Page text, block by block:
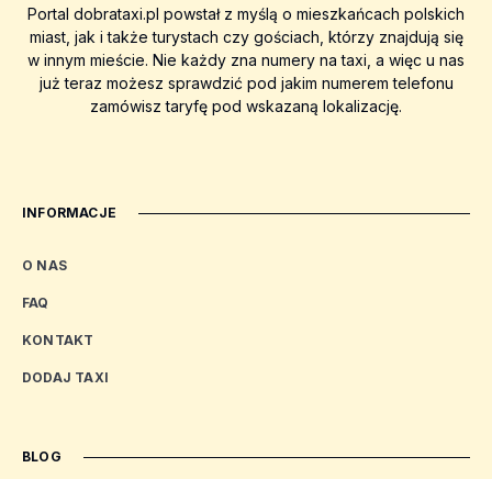
Portal dobrataxi.pl powstał z myślą o mieszkańcach polskich
miast, jak i także turystach czy gościach, którzy znajdują się
w innym mieście. Nie każdy zna numery na taxi, a więc u nas
już teraz możesz sprawdzić pod jakim numerem telefonu
zamówisz taryfę pod wskazaną lokalizację.
INFORMACJE
O NAS
FAQ
KONTAKT
DODAJ TAXI
BLOG